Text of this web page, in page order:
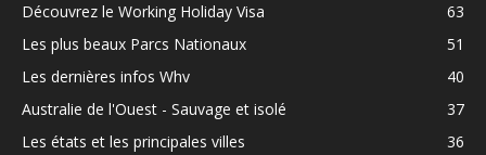
Découvrez le Working Holiday Visa
63
Les plus beaux Parcs Nationaux
51
Les dernières infos Whv
40
Australie de l'Ouest - Sauvage et isolé
37
Les états et les principales villes
36